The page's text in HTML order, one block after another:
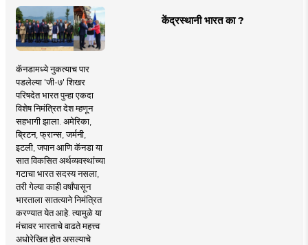
केंद्रस्थानी भारत का ?
कॅनडामध्ये नुकत्याच पार
पडलेल्या 'जी-७' शिखर
परिषदेत भारत पुन्हा एकदा
विशेष निमंत्रित देश म्हणून
सहभागी झाला. अमेरिका,
ब्रिटन, फ्रान्स, जर्मनी,
इटली, जपान आणि कॅनडा या
सात विकसित अर्थव्यवस्थांच्या
गटाचा भारत सदस्य नसला,
तरी गेल्या काही वर्षांपासून
भारताला सातत्याने निमंत्रित
करण्यात येत आहे. त्यामुळे या
मंचावर भारताचे वाढते महत्त्व
अधोरेखित होत असल्याचे